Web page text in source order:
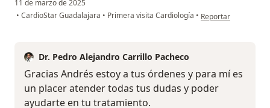
11 de marzo de 2025
• CardioStar Guadalajara • Primera visita Cardiología • en opinión del
Reportar
Dr. Pedro Alejandro Carrillo Pacheco
Gracias Andrés estoy a tus órdenes y para mí es
un placer atender todas tus dudas y poder
ayudarte en tu tratamiento.